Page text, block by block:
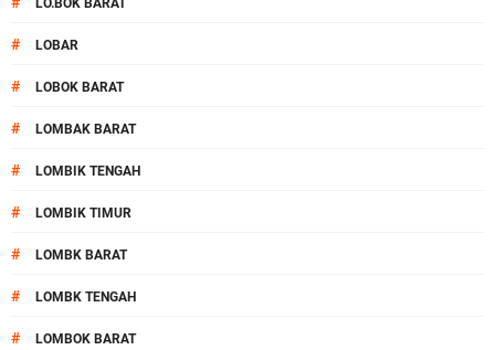
LO.BOK BARAT
# LOBAR
# LOBOK BARAT
# LOMBAK BARAT
# LOMBIK TENGAH
# LOMBIK TIMUR
# LOMBK BARAT
# LOMBK TENGAH
# LOMBOK BARAT